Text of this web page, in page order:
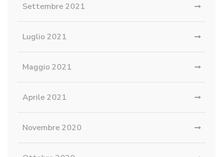
Settembre 2021
Luglio 2021
Maggio 2021
Aprile 2021
Novembre 2020